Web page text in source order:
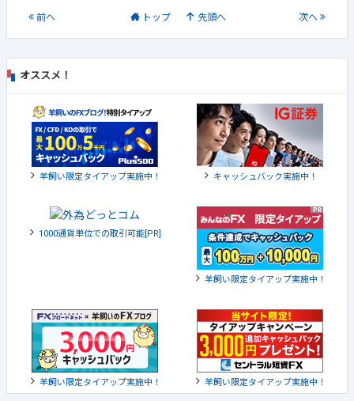
前へ トップ 先頭へ 次へ
オススメ！
羊飼い限定タイアップ実施中！ キャッシュバック実施中！
1000通貨単位での取引可能[PR]
羊飼い限定タイアップ実施中！
羊飼い限定タイアップ実施中！ 羊飼い限定タイアップ実施中！